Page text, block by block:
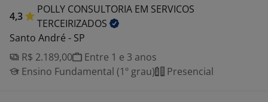
4,3
POLLY CONSULTORIA EM SERVICOS
TERCEIRIZADOS
Santo André - SP
R$ 2.189,00
Entre 1 e 3 anos
Ensino Fundamental (1º grau)
Presencial